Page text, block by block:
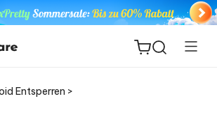
Entsperren >